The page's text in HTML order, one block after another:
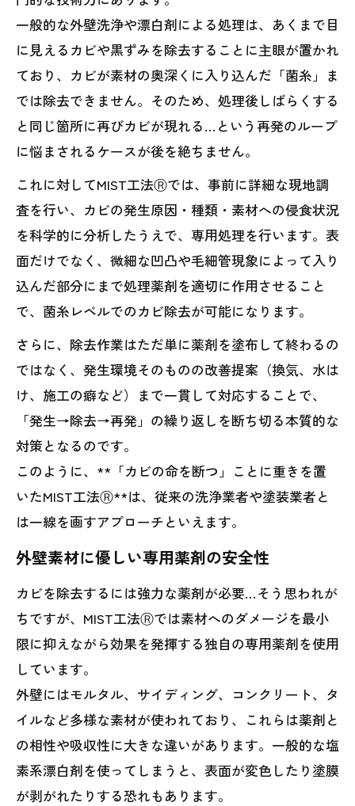
一般的な外壁洗浄や漂白剤による処理は、あくまで目
に見えるカビや黒ずみを除去することに主眼が置かれ
ており、カビが素材の奥深くに入り込んだ「菌糸」ま
では除去できません。そのため、処理後しばらくする
と同じ箇所に再びカビが現れる…という再発のループ
に悩まされるケースが後を絶ちません。
これに対してMIST工法Ⓡでは、事前に詳細な現地調
査を行い、カビの発生原因・種類・素材への侵食状況
を科学的に分析したうえで、専用処理を行います。表
面だけでなく、微細な凹凸や毛細管現象によって入り
込んだ部分にまで処理薬剤を適切に作用させること
で、菌糸レベルでのカビ除去が可能になります。
さらに、除去作業はただ単に薬剤を塗布して終わるの
ではなく、発生環境そのものの改善提案（換気、水は
け、施工の癖など）まで一貫して対応することで、
「発生→除去→再発」の繰り返しを断ち切る本質的な
対策となるのです。
このように、**「カビの命を断つ」ことに重きを置
いたMIST工法Ⓡ**は、従来の洗浄業者や塗装業者と
は一線を画すアプローチといえます。
外壁素材に優しい専用薬剤の安全性
カビを除去するには強力な薬剤が必要…そう思われが
ちですが、MIST工法Ⓡでは素材へのダメージを最小
限に抑えながら効果を発揮する独自の専用薬剤を使用
しています。
外壁にはモルタル、サイディング、コンクリート、タ
イルなど多様な素材が使われており、これらは薬剤と
の相性や吸収性に大きな違いがあります。一般的な塩
素系漂白剤を使ってしまうと、表面が変色したり塗膜
が剥がれたりする恐れもあります。